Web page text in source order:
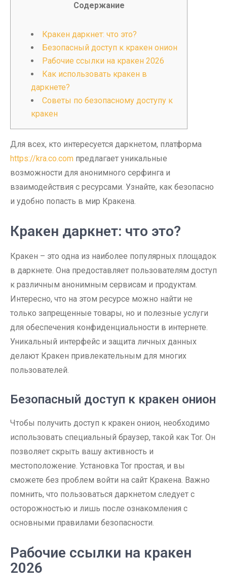
Содержание
Кракен даркнет: что это?
Безопасный доступ к кракен онион
Рабочие ссылки на кракен 2026
Как использовать кракен в
даркнете?
Советы по безопасному доступу к
кракен
Для всех, кто интересуется даркнетом, платформа
https://kra.co.com предлагает уникальные
возможности для анонимного серфинга и
взаимодействия с ресурсами. Узнайте, как безопасно
и удобно попасть в мир Кракена.
Кракен даркнет: что это?
Кракен – это одна из наиболее популярных площадок
в даркнете. Она предоставляет пользователям доступ
к различным анонимным сервисам и продуктам.
Интересно, что на этом ресурсе можно найти не
только запрещенные товары, но и полезные услуги
для обеспечения конфиденциальности в интернете.
Уникальный интерфейс и защита личных данных
делают Кракен привлекательным для многих
пользователей.
Безопасный доступ к кракен онион
Чтобы получить доступ к кракен онион, необходимо
использовать специальный браузер, такой как Tor. Он
позволяет скрыть вашу активность и
местоположение. Установка Tor простая, и вы
сможете без проблем войти на сайт Кракена. Важно
помнить, что пользоваться даркнетом следует с
осторожностью и лишь после ознакомления с
основными правилами безопасности.
Рабочие ссылки на кракен
2026